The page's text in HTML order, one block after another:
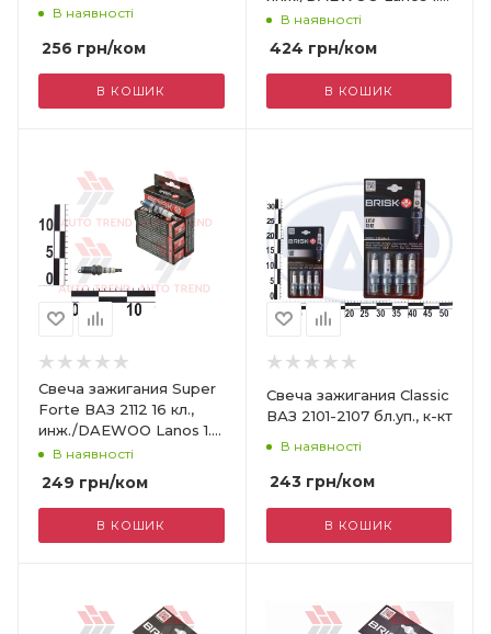
В наявності
256 грн/ком
В КОШИК
к-ктВ наявності
424 грн/ком
В КОШИК
Свеча зажигания Super
Forte ВАЗ 2112 16 кл.,
инж./DAEWOO Lanos 1.6
к-ктВ наявності
249 грн/ком
В КОШИК
Свеча зажигания Classic
ВАЗ 2101-2107 бл.уп., к-кт
В наявності
243грн/ком
В КОШИК